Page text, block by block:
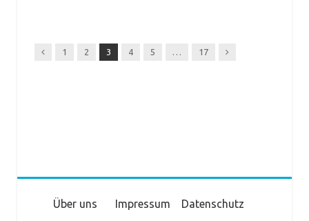
Previous
1 2 3 4 5 17 Next
Über uns Impressum
Datenschutz